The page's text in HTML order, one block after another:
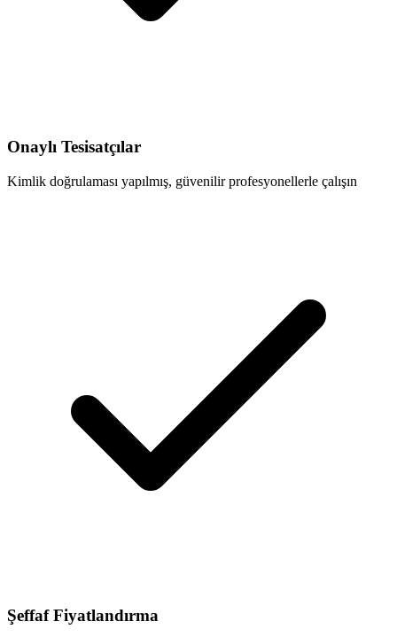
Onaylı Tesisatçılar
Kimlik doğrulaması yapılmış, güvenilir profesyonellerle çalışın
Şeffaf Fiyatlandırma